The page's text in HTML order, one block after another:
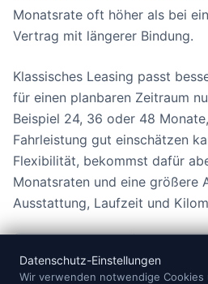
Monatsrate oft höher als bei
Vertrag mit längerer Bindung.
Klassisches Leasing passt
für einen planbaren Zeitraum
Beispiel 24, 36 oder 48
Fahrleistung gut einschätzen
Flexibilität, bekommst dafür
Monatsraten und eine größere
Ausstattung, Laufzeit und
Situation
sinnvoll
Datenschutz-Einstellungen
Wir verwenden notwendige Cookies